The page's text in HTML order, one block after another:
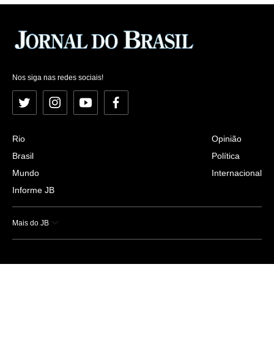
Nos siga nas redes sociais!
Twitter InstagramYouTubeFacebook
Rio
Brasil
Mundo
Informe JB
Opinião
Política
Internacional
Mais do JB
Esportes